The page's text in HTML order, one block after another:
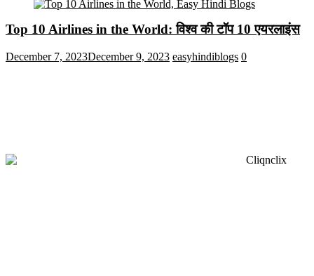
Top 10 Airlines in the World: विश्व की टॉप 10 एयरलाइंस
December 7, 2023December 9, 2023 easyhindiblogs 0